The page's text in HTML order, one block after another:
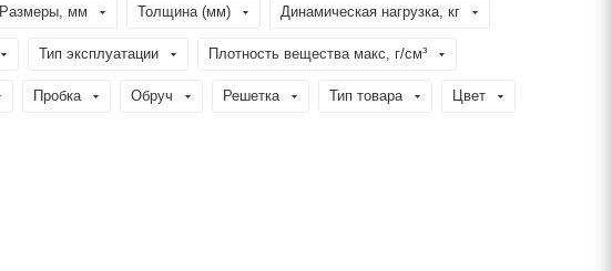
Размеры, мм Толщина (мм) Динамическая нагрузка, кг
Тип эксплуатации Плотность вещества макс, г/см³
Пробка Обруч Решетка Тип товара Цвет